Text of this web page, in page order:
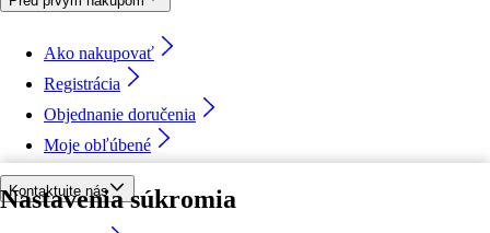
Nastavenia súkromia
Ako nakupovať
Registrácia
Objednanie doručenia
Moje obľúbené
Kontaktujte nás